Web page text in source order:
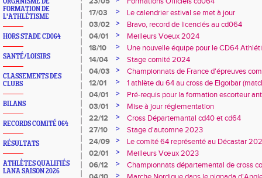
FORMATION DE
L'ATHLÉTISME
HORS STADE CD064
SANTÉ/LOISIRS
CLASSEMENTS DES
CLUBS
BILANS
RECORDS COMITÉ 064
RÉSULTATS
ATHLÈTES QUALIFIÉS
LANA SAISON 2026
17/03
>
Le calendrier estival se met à jour
03/02
>
Bravo, record de licenciés au cd064
04/01
>
Meilleurs Voeux 2024
18/10
>
Une nouvelle équipe pour le CD64
14/04
>
Stage comité 2024
04/03
>
Championnats de France d'épreuves
Duler titré
12/01 >
1 athlète du 64 au cross de Elgoibar
04/01
>
Pré-requis pour la formation escorteur
03/01
>
Mise à jour réglementation
22/12
>
Cross Départemantal cd40 et cd64
27/10
>
Stage d'automne 2023
24/09
>
Le comité 64 représenté au Décastar
02/01
>
Meilleurs Vœux 2023
06/12
>
Championnats départemental de cross
>